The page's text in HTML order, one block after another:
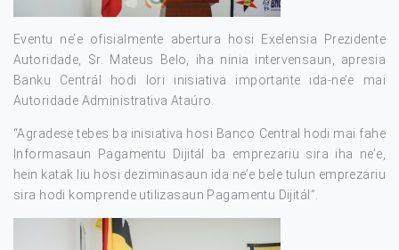
Eventu ne’e ofisialmente abertura hosi Exelensia Prezidente
Autoridade, Sr. Mateus Belo, iha ninia intervensaun, apresia
Banku Centrál hodi lori inisiativa importante ida-ne’e mai
Autoridade Administrativa Ataúro.
“Agradese tebes ba inisiativa hosi Banco Central hodi mai fahe
Informasaun Pagamentu Dijitál ba emprezariu sira iha ne’e,
hein katak liu hosi deziminasaun ida ne’e bele tulun emprezariu
sira hodi komprende utilizasaun Pagamentu Dijitál”.